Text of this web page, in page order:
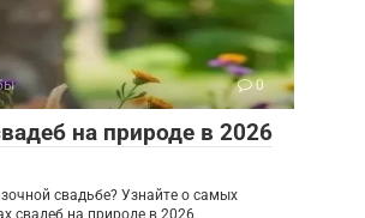
0
на природе в 2026
свадьбе? Узнайте о самых
свадеб на природе в 2026